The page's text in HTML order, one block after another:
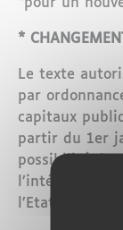
*
Le texte
par
capitaux
partir du 1er
possibilité de
l’intégralité
l’Etat, même